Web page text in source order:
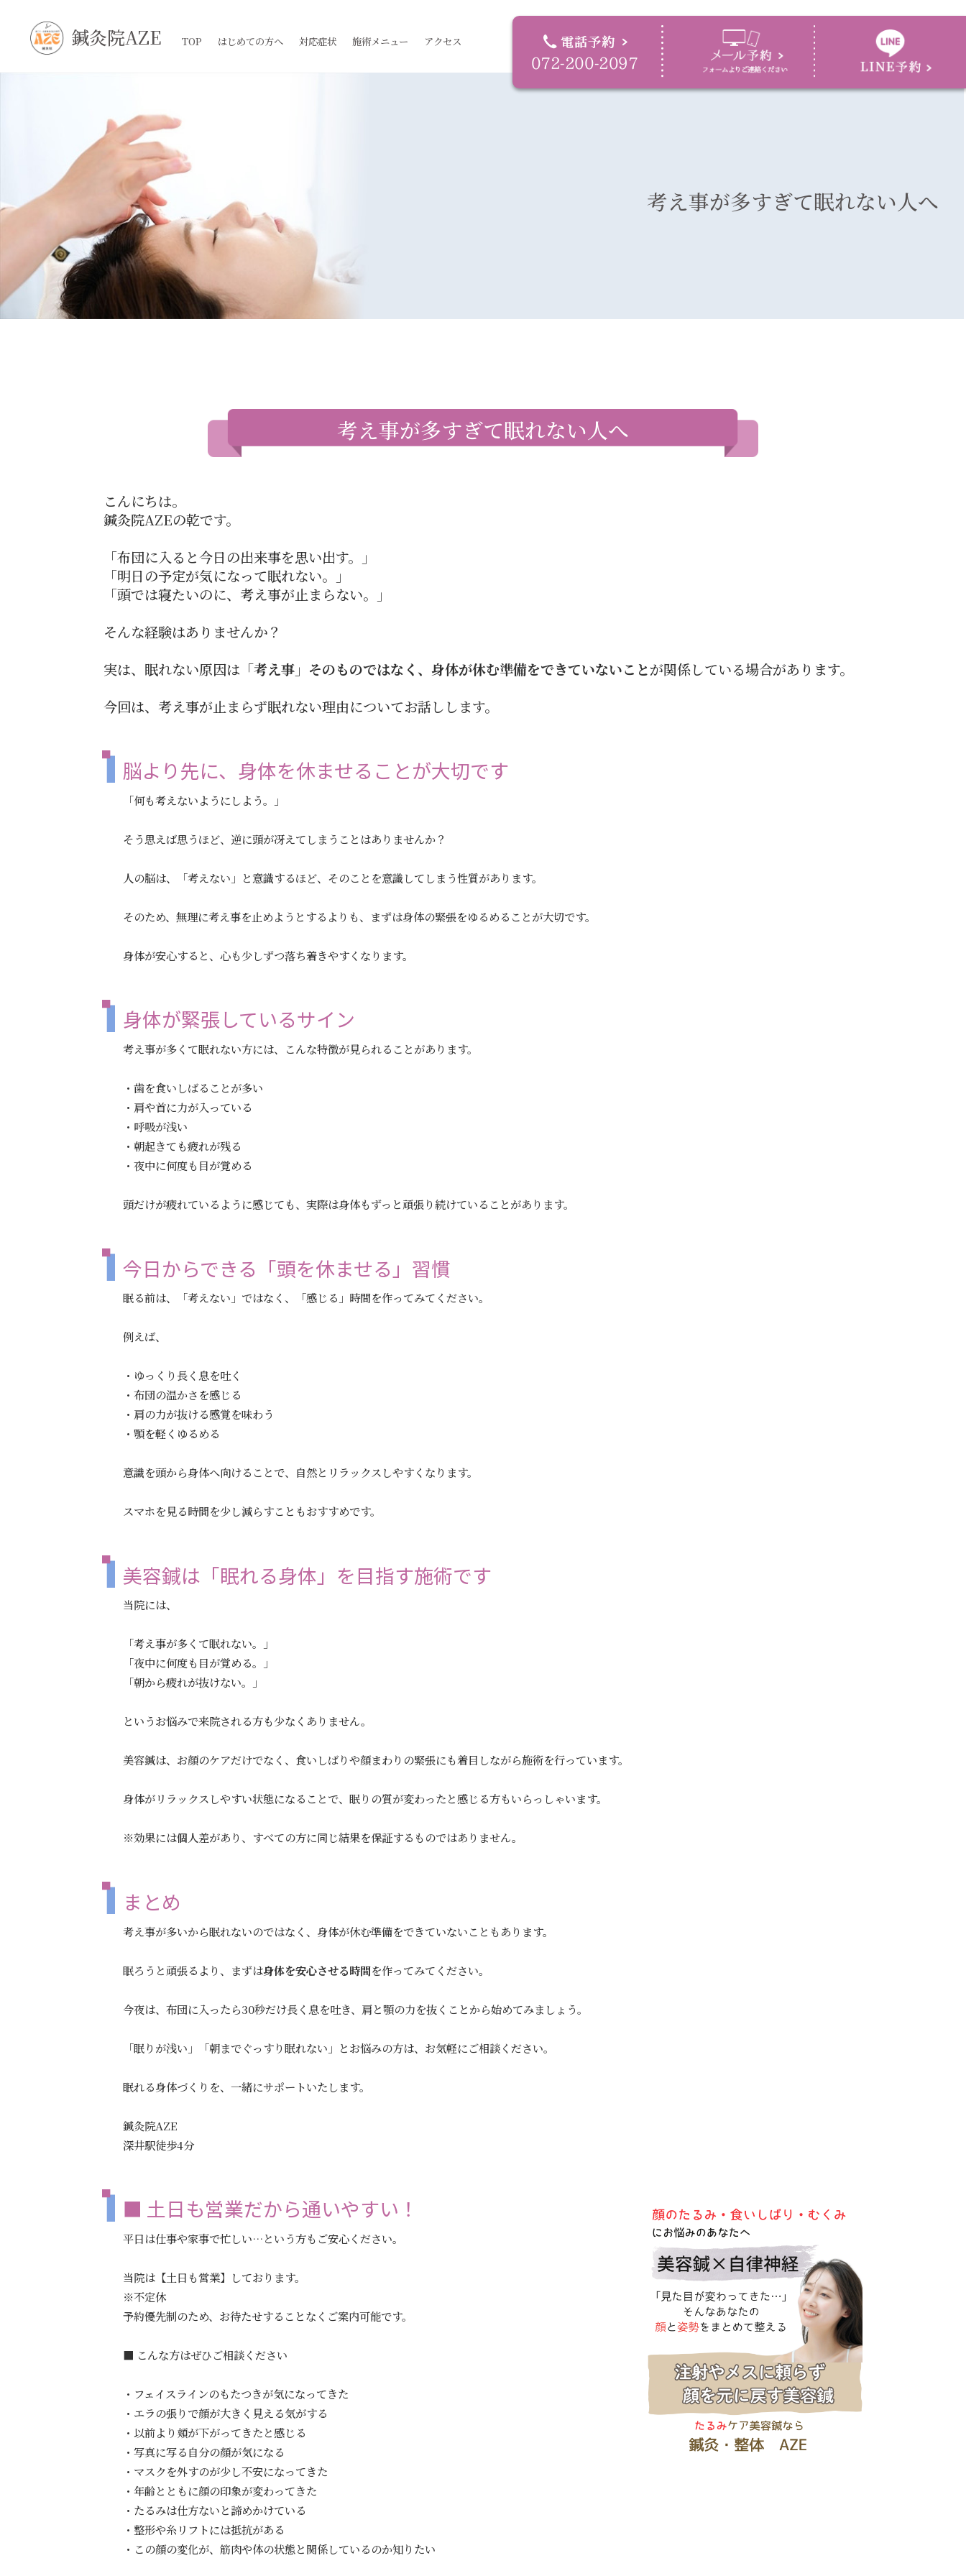
鍼灸院AZE TOP はじめての方へ 対応症状 施術メニュー アクセス
考え事が多すぎて眠れない人へ
考え事が多すぎて眠れない人へ
こんにちは。
鍼灸院AZEの乾です。
「布団に入ると今日の出来事を思い出す。」
「明日の予定が気になって眠れない。」
「頭では寝たいのに、考え事が止まらない。」
そんな経験はありませんか？
実は、眠れない原因は 「考え事」そのものではなく、身体が休む準備をできていないことが関係している場合があります。
今回は、考え事が止まらず眠れない理由についてお話しします。
脳より先に、身体を休ませることが大切です
「何も考えないようにしよう。」
そう思えば思うほど、逆に頭が冴えてしまうことはありませんか？
人の脳は、「考えない」と意識するほど、そのことを意識してしまう性質があります。
そのため、無理に考え事を止めようとするよりも、まずは身体の緊張をゆるめることが大切です。
身体が安心すると、心も少しずつ落ち着きやすくなります。
身体が緊張しているサイン
考え事が多くて眠れない方には、こんな特徴が見られることがあります。
・歯を食いしばることが多い
・肩や首に力が入っている
・呼吸が浅い
・朝起きても疲れが残る
・夜中に何度も目が覚める
頭だけが疲れているように感じても、実際は身体もずっと頑張り続けていることがあります。
今日からできる「頭を休ませる」習慣
眠る前は、「考えない」ではなく、「感じる」時間を作ってみてください。
例えば、
・ゆっくり長く息を吐く
・布団の温かさを感じる
・肩の力が抜ける感覚を味わう
・顎を軽くゆるめる
意識を頭から身体へ向けることで、自然とリラックスしやすくなります。
スマホを見る時間を少し減らすこともおすすめです。
美容鍼は「眠れる身体」を目指す施術です
当院には、
「考え事が多くて眠れない。」
「夜中に何度も目が覚める。」
「朝から疲れが抜けない。」
というお悩みで来院される方も少なくありません。
美容鍼は、お顔のケアだけでなく、食いしばりや顔まわりの緊張にも着目しながら施術を行っています。
身体がリラックスしやすい状態になることで、眠りの質が変わったと感じる方もいらっしゃいます。
※効果には個人差があり、すべての方に同じ結果を保証するものではありません。
まとめ
考え事が多いから眠れないのではなく、身体が休む準備をできていないこともあります。
眠ろうと頑張るより、まずは身体を安心させる時間を作ってみてください。
今夜は、布団に入ったら30秒だけ長く息を吐き、肩と顎の力を抜くことから始めてみましょう。
「眠りが浅い」「朝までぐっすり眠れない」とお悩みの方は、お気軽にご相談ください。
眠れる身体づくりを、一緒にサポートいたします。
鍼灸院AZE
深井駅徒歩4分
■ 土日も営業だから通いやすい！
平日は仕事や家事で忙しい…という方もご安心ください。
当院は【土日も営業】しております。
※不定休
予約優先制のため、お待たせすることなくご案内可能です。
■ こんな方はぜひご相談ください
・フェイスラインのもたつきが気になってきた
・エラの張りで顔が大きく見える気がする
・以前より頬が下がってきたと感じる
・写真に写る自分の顔が気になる
・マスクを外すのが少し不安になってきた
・年齢とともに顔の印象が変わってきた
・たるみは仕方ないと諦めかけている
・整形や糸リフトには抵抗がある
・この顔の変化が、筋肉や体の状態と関係しているのか知りたい